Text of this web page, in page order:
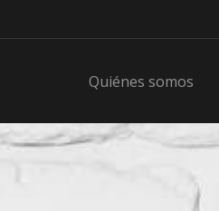
Quiénes somos